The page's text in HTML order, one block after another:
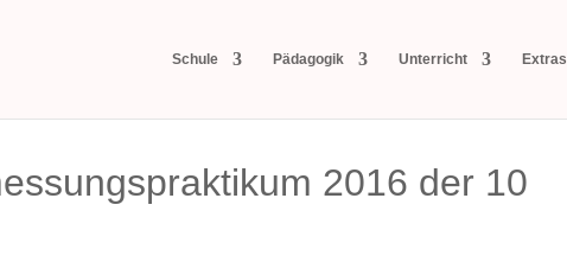
Schule Pädagogik Unterricht Extras
2016 der 10